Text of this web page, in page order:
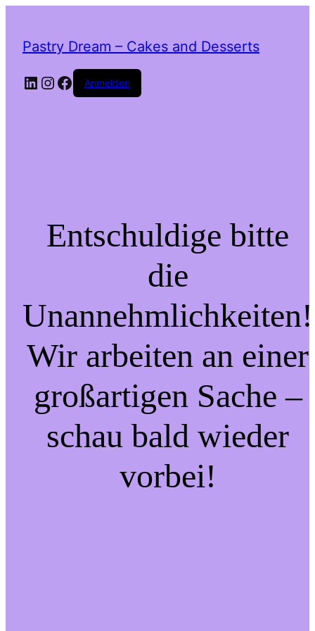
Pastry Dream – Cakes and Desserts
LinkedIn
Instagram
Facebook
Anmelden
Entschuldige bitte
die
Unannehmlichkeiten!
Wir arbeiten an einer
großartigen Sache –
schau bald wieder
vorbei!